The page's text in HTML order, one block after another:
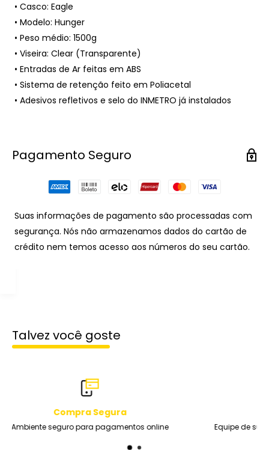
• Casco: Eagle
• Modelo: Hunger
• Peso médio: 1500g
• Viseira: Clear (Transparente)
• Entradas de Ar feitas em ABS
• Sistema de retenção feito em Poliacetal
• Adesivos refletivos e selo do INMETRO já instalados
Pagamento Seguro
Suas informações de pagamento são processadas com
segurança. Nós não armazenamos dados do cartão de
crédito nem temos acesso aos números do seu cartão.
Talvez você goste
Suporte Profissional
Equipe de suporte de extrema qualidade durante toda a